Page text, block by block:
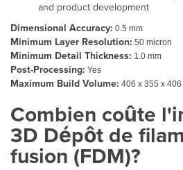
and product development
Dimensional Accuracy: 0.5 mm
Minimum Layer Resolution: 50 micron
Minimum Detail Thickness: 1.0 mm
Post-Processing: Yes
Maximum Build Volume: 406 x 355 x 406
Combien coûte
3D Dépôt de
fusion (FDM)?